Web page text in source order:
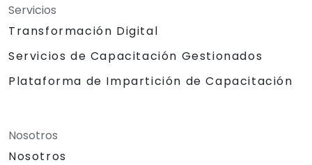
Servicios
Transformación Digital
Servicios de Capacitación Gestionados
Plataforma de Impartición de Capacitación
Nosotros
Nosotros